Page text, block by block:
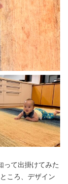
って出掛けてみた
ころ、デザイン